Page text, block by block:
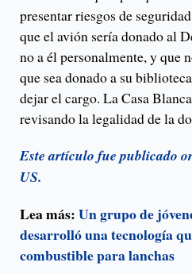
presentar riesgos de
que el avión sería donado al
no a él personalmente, y que
que sea donado a su
dejar el cargo. La Casa
revisando la legalidad de la
Este artículo fue publicado
US.
Lea más:Un grupo de
desarrolló una tecnología
combustible para lanchas